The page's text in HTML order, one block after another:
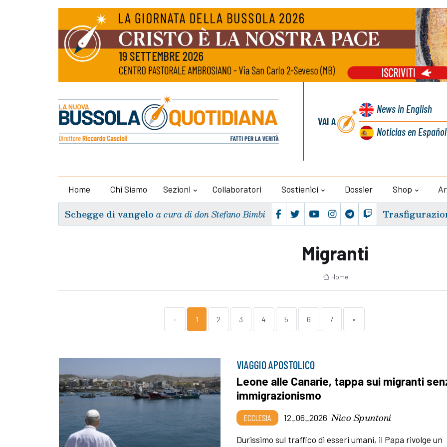
VAI A
Newsin English
Noticiasen Español
Home Chi Siamo Sezioni Collaboratori Sostienici Dossier Shop
Schegge di vangelo a cura di don Stefano Bimbi
Migranti
Home
« 1 2 3 4 5 6 7 »
VIAGGIO APOSTOLICO
Leone alle Canarie, tappa sui migranti
immigrazionismo
ECCLESIA 12_06_2026 Nico Spuntoni
Durissimo sul traffico di esseri umani, il Papa rivolge un